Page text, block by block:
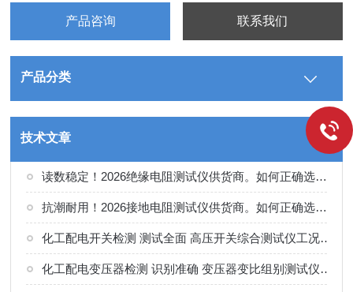
产品咨询 联系我们
产品分类
技术文章
读数稳定！2026绝缘电阻测试仪供货商。如何正确选择适合的厂家
抗潮耐用！2026接地电阻测试仪供货商。如何正确选择适合的厂家
化工配电开关检测 测试全面 高压开关综合测试仪工况选型参考
化工配电变压器检测 识别准确 变压器变比组别测试仪工况选型参考